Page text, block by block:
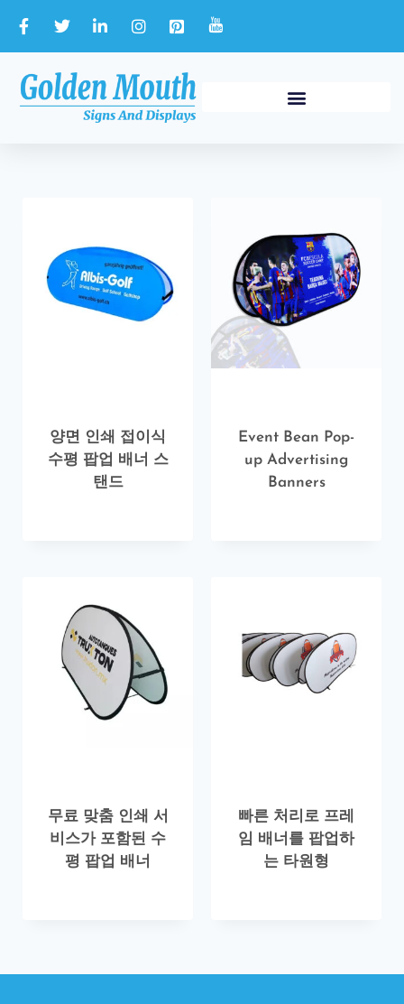
양면 인쇄 접이식
수평 팝업 배너 스
탠드
Event Bean Pop-
up Advertising
Banners
무료 맞춤 인쇄 서
비스가 포함된 수
평 팝업 배너
빠른 처리로 프레
임 배너를 팝업하
는 타원형